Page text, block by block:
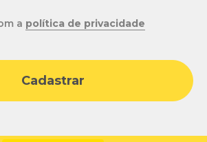
Cadastrar
a política de privacidade